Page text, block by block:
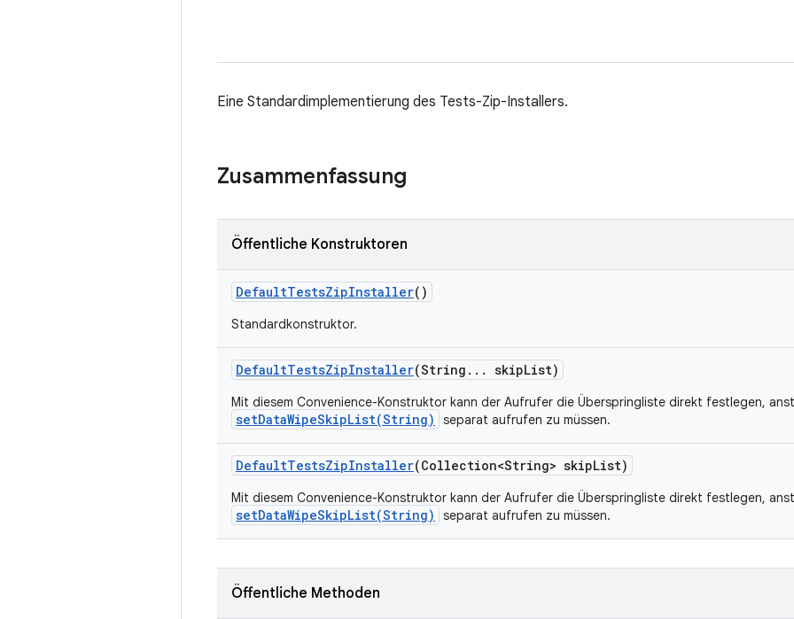
Eine Standardimplementierung des Tests-Zip-Installers.
Zusammenfassung
Öffentliche Konstruktoren
DefaultTestsZipInstaller()
Standardkonstruktor.
DefaultTestsZipInstaller(String . . . skipList)
Mit diesem Convenience-Konstruktor kann der Aufrufer die Überspringliste direkt festlegen,
setDataWipeSkipList(String) separat aufrufen zu müssen.
DefaultTestsZipInstaller(Collection<String> skipList)
Mit diesem Convenience-Konstruktor kann der Aufrufer die Überspringliste direkt festlegen,
setDataWipeSkipList(String) separat aufrufen zu müssen.
Öffentliche Methoden